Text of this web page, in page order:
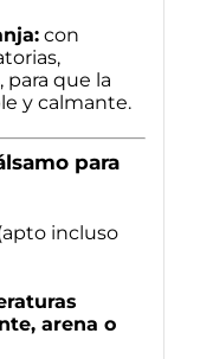
con
para que la
y calmante.
para
incluso
arena o